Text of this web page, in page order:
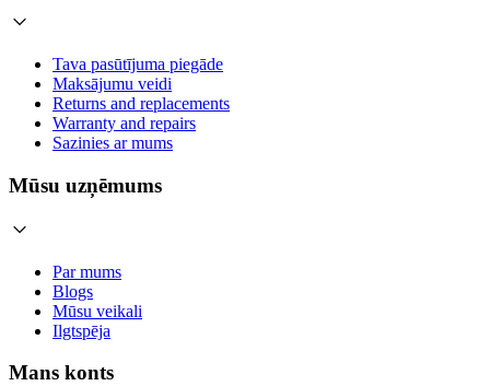
Tava pasūtījuma piegāde
Maksājumu veidi
Returns and replacements
Warranty and repairs
Sazinies ar mums
Mūsu uzņēmums
Par mums
Blogs
Mūsu veikali
Ilgtspēja
Mans konts